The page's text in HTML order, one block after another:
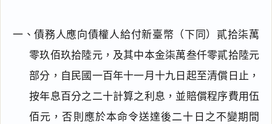
一、債務人應向債權人給付新臺幣（下同）貳拾柒萬
零玖佰玖拾陸元，及其中本金柒萬叁仟零貳拾陸元
部分，自民國一百年十一月十九日起至清償日止，
按年息百分之二十計算之利息，並賠償程序費用伍
佰元，否則應於本命令送達後二十日之不變期間